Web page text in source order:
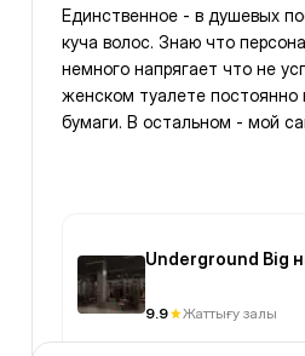
Единственное - в душевых
куча волос. Знаю что
немного напрягает что не
женском туалете постоянно
бумаги. В остальном - мой
Underground Big
9.9 Жаттығу залы